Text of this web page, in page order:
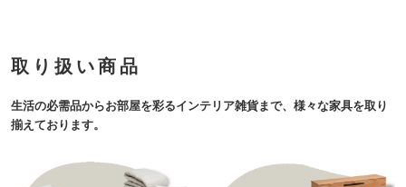
取り扱い商品
生活の必需品からお部屋を彩るインテリア雑貨まで、様々な家具を取り
揃えております。